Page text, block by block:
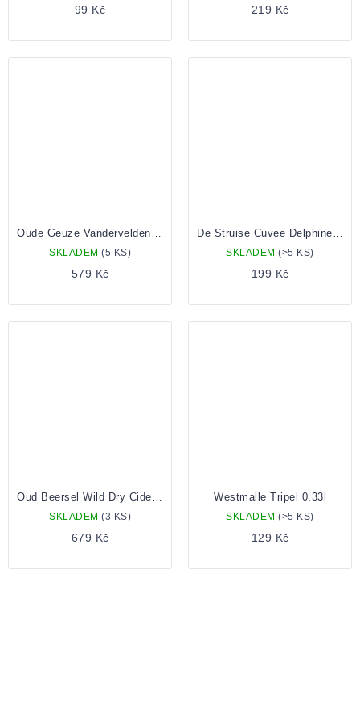
99 Kč 219 Kč
SKLADEM (5 KS)
579 Kč
SKLADEM(>5 KS)
199 Kč
SKLADEM (3 KS)
679 Kč
Westmalle Tripel 0,33l
SKLADEM(>5 KS)
129 Kč